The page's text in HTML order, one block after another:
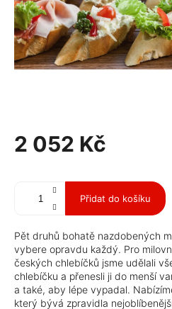
2 052 Kč
Přidat do košíku
Pět druhů bohatě nazdobených
vybere opravdu každý. Pro
českých chlebíčků jsme udělali
chlebíčku a přenesli ji do menší
a také, aby lépe vypadal.
který bývá zpravidla